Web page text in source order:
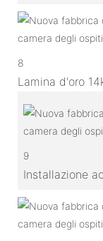
8
Lamina d'oro
9
Installazione